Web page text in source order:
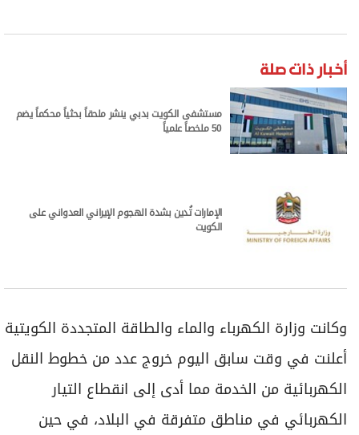
أخبار ذات صلة
مستشفى الكويت بدبي ينشر ملحقاً بحثياً محكماً يضم
50 ملخصاً علمياً
الإمارات تُدين بشدة الهجوم الإيراني العدواني على
الكويت
وكانت وزارة الكهرباء والماء والطاقة المتجددة الكويتية
أعلنت في وقت سابق اليوم خروج عدد من خطوط النقل
الكهربائية من الخدمة مما أدى إلى انقطاع التيار
الكهربائي في مناطق متفرقة في البلاد، في حين